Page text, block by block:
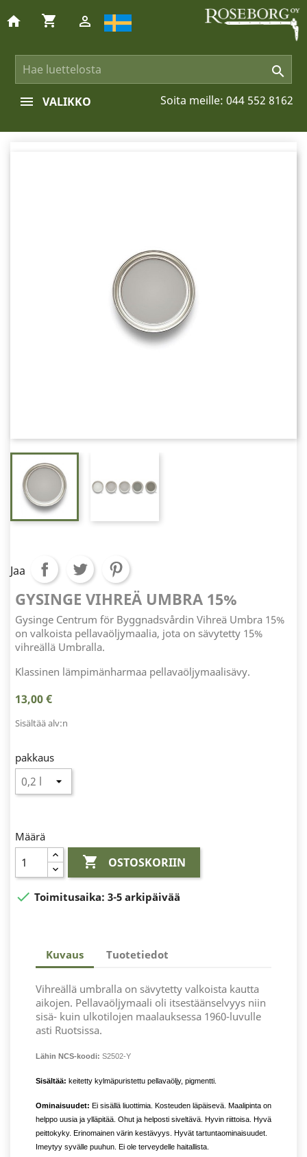

home shopping_cart 
Soita meille: 044 552 8162
VALIKKO
Jaa
GYSINGE VIHREÄ UMBRA 15%
Gysinge Centrum för Byggnadsvårdin Vihreä Umbra 15%
on valkoista pellavaöljymaalia, jota on sävytetty 15%
vihreällä Umbralla.
Klassinen lämpimänharmaa pellavaöljymaalisävy.
13,00 €
Sisältää alv:n
pakkaus
Määrä
 OSTOSKORIIN
 Toimitusaika: 3-5 arkipäivää
Kuvaus Tuotetiedot
Vihreällä umbralla on sävytetty valkoista kautta
aikojen. Pellavaöljymaali oli itsestäänselvyys niin
sisä- kuin ulkotilojen maalauksessa 1960-luvulle
asti Ruotsissa.
Lähin NCS-koodi: S2502-Y
Sisältää: keitetty kylmäpuristettu pellavaöljy, pigmentti.
Ominaisuudet: Ei sisällä liuottimia. Kosteuden läpäisevä. Maalipinta on
helppo uusia ja ylläpitää. Ohut ja helposti siveltävä. Hyvin riittoisa. Hyvä
peittokyky. Erinomainen värin kestävyys. Hyvät tartuntaominaisuudet.
Imeytyy syvälle puuhun. Ei ole terveydelle haitallista.